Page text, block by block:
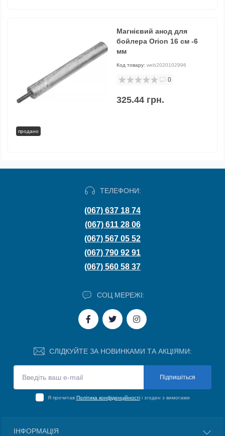
продано
Магнієвий анод для
бойлера Orion 16 см -6
мм
Код товару: web2020102996
0
325.44 грн.
ТЕЛЕФОНИ:
(067) 637 18 74
(067) 611 28 06
(067) 567 05 52
(067) 790 92 91
(067) 560 58 37
СОЦ МЕРЕЖІ:
СЛІДКУЙТЕ ЗА НОВИНКАМИ ТА АКЦІЯМИ:
Підпишіться
Я прочитав Політика конфіденційностіі згоден з вимогами
ІНФОРМАЦІЯ